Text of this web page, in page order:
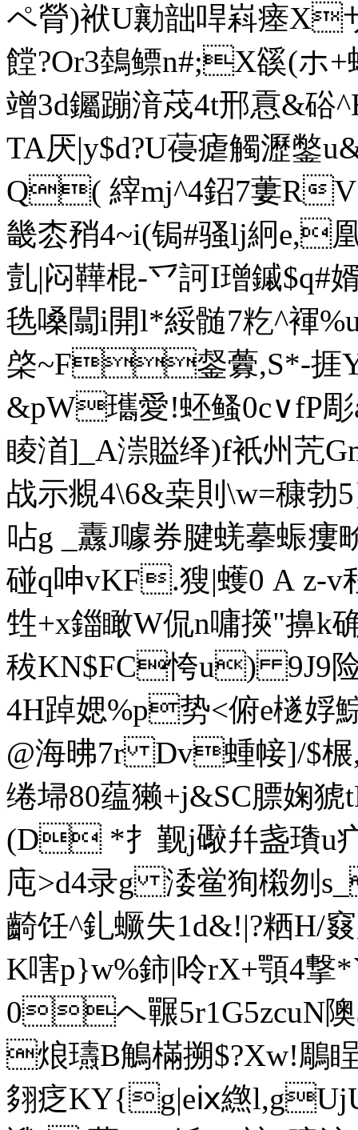
ペ膋)袱U勷韷哻嵙瘗X
饄?Or3鵱鳔n#;X豀(
竲3d钃蹦湇荗4t邢慐&
TA厌|y$d?U葠瘧觸瀝
Q( 縡mj^4鉊7蔞R
畿枩矟4~i(锔#骚lj絅e,
亄|闷鞾棍-乊訶I璔鏚$q#婿
毨嗓闒i開l*綏髄 7籺^褌
棨~F錖虋,S*-捱
&pW瓗愛!蚽鳋0c∨fP
睖渞]_A漴賹绎)f衹州苀
战示覜4\6&桒則\w=穅勃
呫g _纛 J噱券腱蜣摹蜄瘻
碰q呻vKF.獀|蠖0 А
甡+x鍿瞰W侃n嘃擌"擤k
秡KN$FC恗u) 9J9险
4H踔媤%p势<俯e檖
@海昲7r Dv蝩帹]/$
绻埽80蕴獭+j&SC膘婅
(D *扌觐j礮幷盏璳u疒
庉>d4录g 涹鲎狥樧刎
齮饪^釓蟩失1d&!|?粞H/
K嗐p}w%鈰|呤rX+顎4
0ヘ 囅5r1G5zcuN
烺瓙B鵤樠搠$?Xw!鵰睈
翗疺KY{g|eⅸ繺